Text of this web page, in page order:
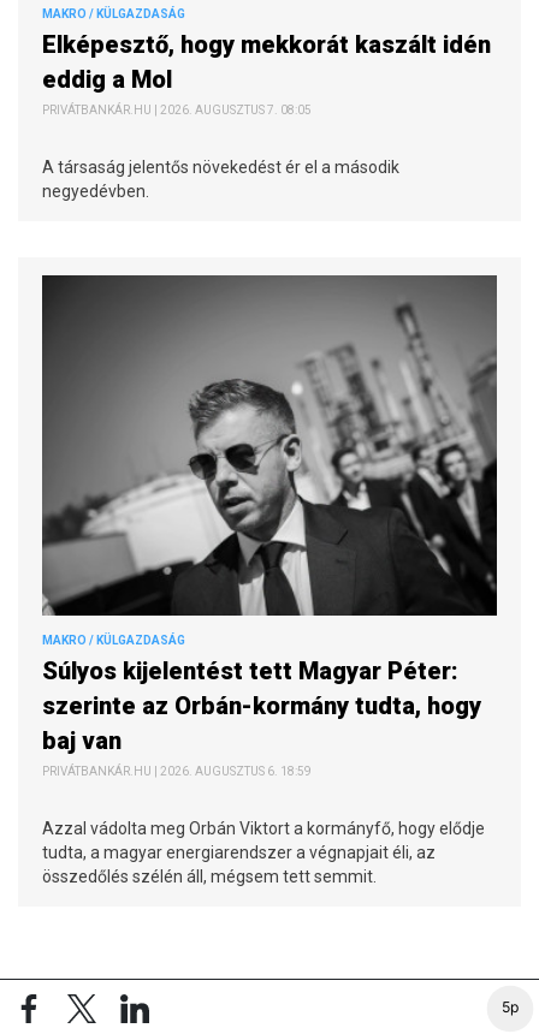
5p
MAKRO / KÜLGAZDASÁG
Elképesztő, hogy mekkorát kaszált idén
eddig a Mol
PRIVÁTBANKÁR.HU | 2026. AUGUSZTUS 7. 08:05
A társaság jelentős növekedést ér el a második
negyedévben.
MAKRO / KÜLGAZDASÁG
Súlyos kijelentést tett Magyar Péter:
szerinte az Orbán-kormány tudta, hogy
baj van
PRIVÁTBANKÁR.HU | 2026. AUGUSZTUS 6. 18:59
Azzal vádolta meg Orbán Viktort a kormányfő, hogy elődje
tudta, a magyar energiarendszer a végnapjait éli, az
összedőlés szélén áll, mégsem tett semmit.
HETI TOP